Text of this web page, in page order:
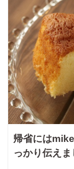
帰省には
っかり伝え